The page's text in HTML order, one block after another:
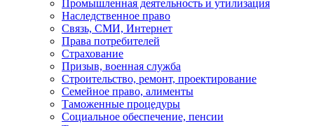
Промышленная деятельность и утилизация
Наследственное право
Связь, СМИ, Интернет
Права потребителей
Страхование
Призыв, военная служба
Строительство, ремонт, проектирование
Семейное право, алименты
Таможенные процедуры
Социальное обеспечение, пенсии